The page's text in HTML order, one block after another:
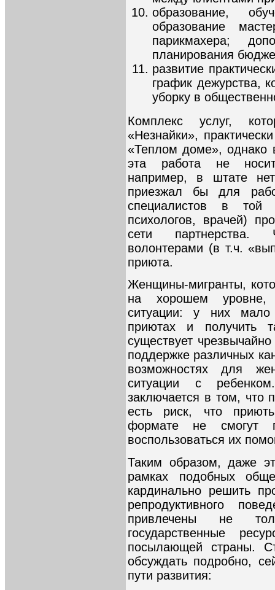
образование,
образование
парикмахера;
планирования
развитие
график дежурства,
уборку в
Комплекс услуг,
«Незнайки»,
«Теплом доме», однако
эта работа не носит
например, в штате нет
приезжал бы для
специалистов в той
психологов, врачей)
сети партнерства.
волонтерами (в т.ч.
приюта.
Женщины-мигранты,
на хорошем уровне,
ситуации: у них
приютах и
существует
поддержке различных
возможностях для
ситуации с
заключается в том, что
есть риск, что
формате не смогут
воспользоваться их
Таким образом, даже
рамках подобных
кардинально решить
репродуктивного
привлечены не
государственные
посылающей страны.
обсуждать подробно,
пути развития: